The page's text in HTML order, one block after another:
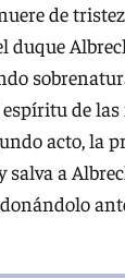
de
duque
de las
acto, la
a